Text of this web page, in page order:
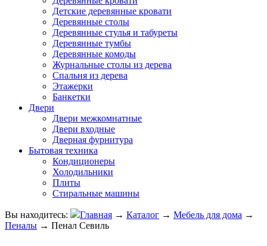
Детские деревянные кровати
Деревянные столы
Деревянные стулья и табуреты
Деревянные тумбы
Деревянные комоды
Журнальные столы из дерева
Спальня из дерева
Этажерки
Банкетки
Двери
Двери межкомнатные
Двери входные
Дверная фурнитура
Бытовая техника
Кондиционеры
Холодильники
Плиты
Стиральные машины
Вы находитесь: Главная → Каталог → Мебель для дома →
Пеналы → Пенал Севиль